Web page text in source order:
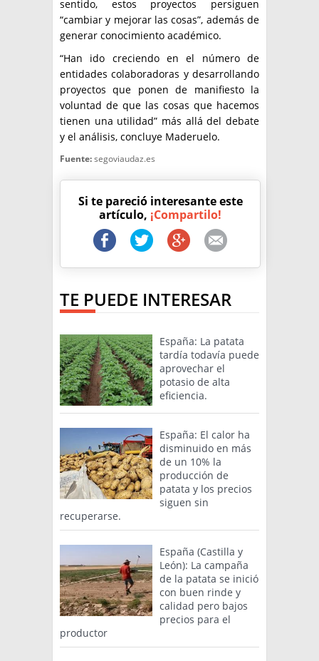
sentido, estos proyectos persiguen
“cambiar y mejorar las cosas”, además de
generar conocimiento académico.
“Han ido creciendo en el número de
entidades colaboradoras y desarrollando
proyectos que ponen de manifiesto la
voluntad de que las cosas que hacemos
tienen una utilidad” más allá del debate
y el análisis, concluye Maderuelo.
Fuente:segoviaudaz.es
Si te pareció interesante este
artículo, ¡Compartilo!
TE PUEDE INTERESAR
España: La patata
tardía todavía puede
aprovechar el
potasio de alta
eficiencia.
España: El calor ha
disminuido en más
de un 10% la
producción de
patata y los precios
siguen sin
recuperarse.
España (Castilla y
León): La campaña
de la patata se inició
con buen rinde y
calidad pero bajos
precios para el
productor